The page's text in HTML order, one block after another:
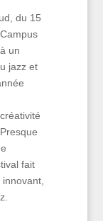
du 15
un
jazz et
fait